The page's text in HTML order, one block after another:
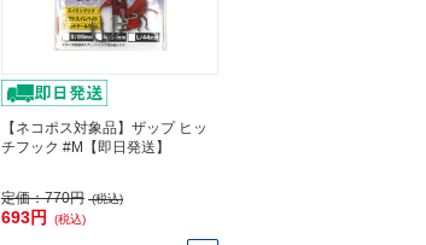
【ネコポス対象品】ザップ ヒッ
チフック #M【即日発送】
定価：770円 (税込)
693円 (税込)